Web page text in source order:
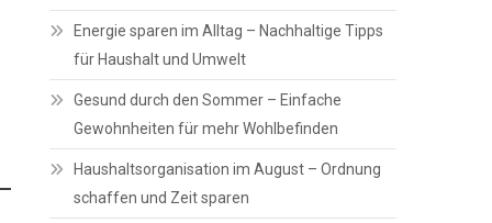
Energie sparen im Alltag – Nachhaltige Tipps
für Haushalt und Umwelt
Gesund durch den Sommer – Einfache
Gewohnheiten für mehr Wohlbefinden
Haushaltsorganisation im August – Ordnung
schaffen und Zeit sparen